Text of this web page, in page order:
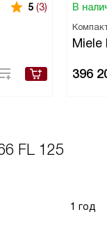
5 (3) В
Miele
396
FL 125
1 год